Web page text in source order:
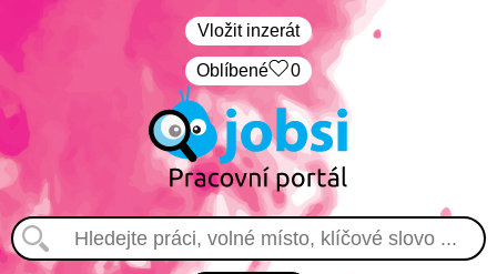
Vložit inzerát
Oblíbené 0